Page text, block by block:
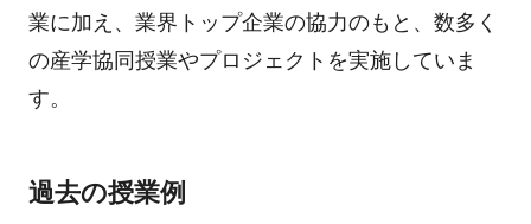
業に加え、業界トップ企業の協力のもと、数多く
の産学協同授業やプロジェクトを実施していま
す。
過去の授業例